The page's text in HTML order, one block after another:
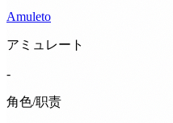
Amuleto
アミュレート
-
角色/职责